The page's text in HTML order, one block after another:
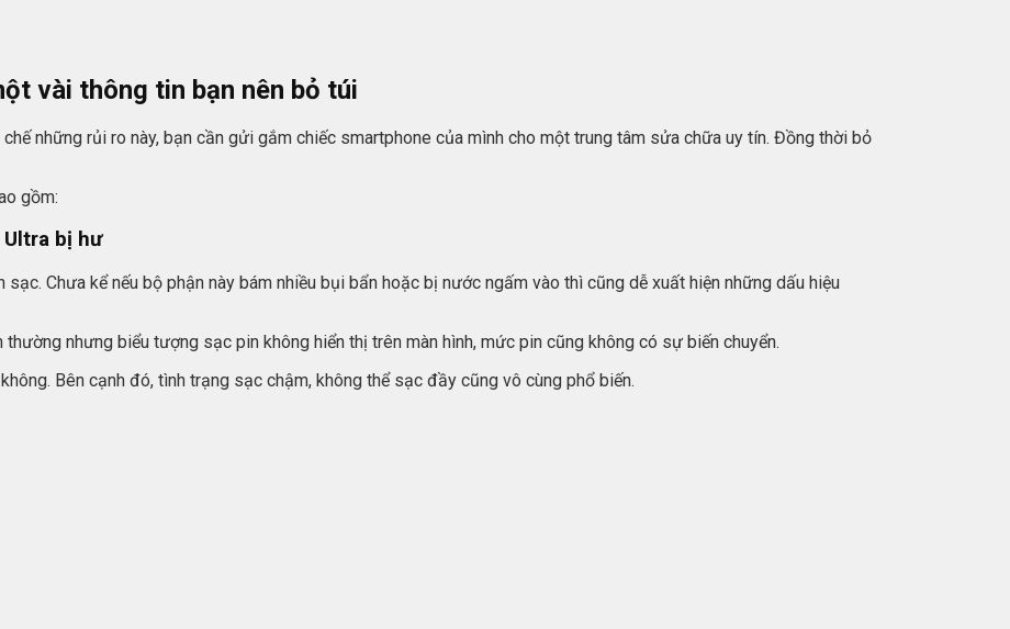
vài thông tin bạn nên bỏ túi
những rủi ro này, bạn cần gửi gắm chiếc smartphone của mình cho một trung tâm sửa chữa uy tín. Đồng thời bỏ
gồm:
bị hư
Chưa kể nếu bộ phận này bám nhiều bụi bẩn hoặc bị nước ngấm vào thì cũng dễ xuất hiện những dấu hiệu
nhưng biểu tượng sạc pin không hiển thị trên màn hình, mức pin cũng không có sự biến chuyển.
Bên cạnh đó, tình trạng sạc chậm, không thể sạc đầy cũng vô cùng phổ biến.